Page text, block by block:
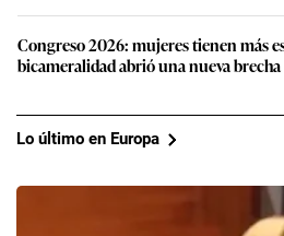
Congreso 2026: mujeres tienen más
bicameralidad abrió una nueva brecha
Lo último en Europa